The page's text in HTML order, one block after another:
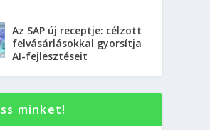
Az SAP új receptje: célzott
felvásárlásokkal gyorsítja
AI-fejlesztéseit
minket!